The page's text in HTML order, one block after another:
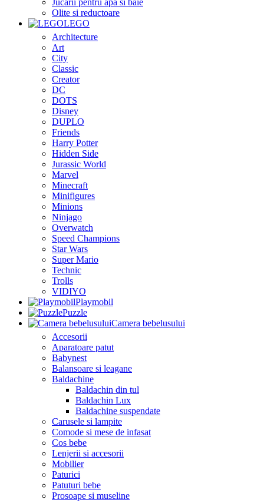
Jucarii pentru apa si baie
Olite si reductoare
LEGO
Architecture
Art
City
Classic
Creator
DC
DOTS
Disney
DUPLO
Friends
Harry Potter
Hidden Side
Jurassic World
Marvel
Minecraft
Minifigures
Minions
Ninjago
Overwatch
Speed Champions
Star Wars
Super Mario
Technic
Trolls
VIDIYO
Playmobil
Puzzle
Camera bebelusului
Accesorii
Aparatoare patut
Babynest
Balansoare si leagane
Baldachine
Baldachin din tul
Baldachin Lux
Baldachine suspendate
Carusele si lampite
Comode si mese de infasat
Cos bebe
Lenjerii si accesorii
Mobilier
Paturici
Patuturi bebe
Prosoape si museline